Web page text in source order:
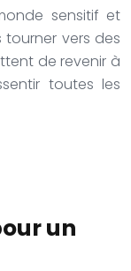
sensitif et
vers des
de revenir à
toutes les
un